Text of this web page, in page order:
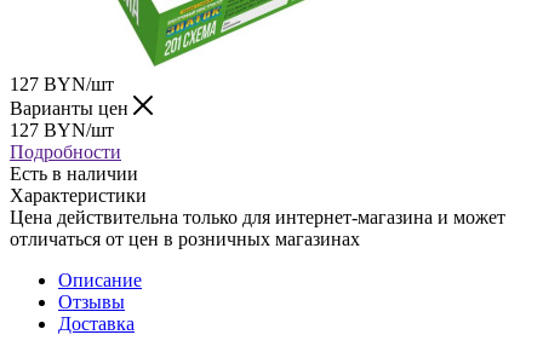
127 BYN/шт
Варианты цен
127 BYN/шт
Подробности
Есть в наличии
Характеристики
Цена действительна только для интернет-магазина и может
отличаться от цен в розничных магазинах
Описание
Отзывы
Доставка